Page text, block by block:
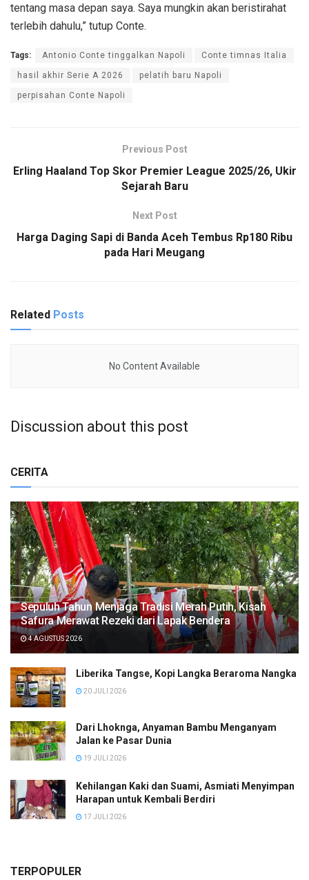
tentang masa depan saya. Saya mungkin akan beristirahat
terlebih dahulu,” tutup Conte.
Tags: Antonio Conte tinggalkan Napoli Conte timnas Italia
hasil akhir Serie A 2026 pelatih baru Napoli
perpisahan Conte Napoli
Previous Post
Erling Haaland Top Skor Premier League 2025/26, Ukir
Sejarah Baru
Next Post
Harga Daging Sapi di Banda Aceh Tembus Rp180 Ribu
pada Hari Meugang
Related Posts
No Content Available
Discussion about this post
CERITA
Sepuluh Tahun Menjaga Tradisi Merah Putih, Kisah
Safura Merawat Rezeki dari Lapak Bendera
4 AGUSTUS 2026
Liberika Tangse, Kopi Langka Beraroma Nangka
20 JULI 2026
Dari Lhoknga, Anyaman Bambu Menganyam
Jalan ke Pasar Dunia
19 JULI 2026
Kehilangan Kaki dan Suami, Asmiati Menyimpan
Harapan untuk Kembali Berdiri
17 JULI 2026
TERPOPULER